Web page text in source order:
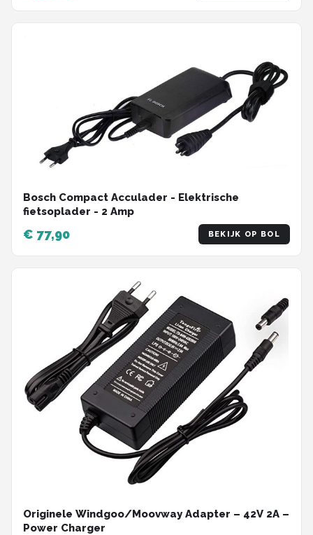
Bosch Compact Acculader - Elektrische
fietsoplader - 2 Amp
€ 77,90 BEKIJK OP BOL
Originele Windgoo/Moovway Adapter – 42V 2A –
Power Charger